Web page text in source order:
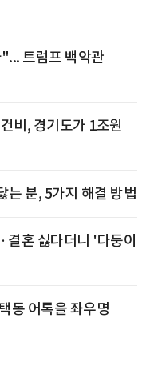
트럼프 백악관
비, 경기도가 1조원
는 분, 5가지 해결 방법
혼 싫다더니 '다둥이
동 어록을 좌우명